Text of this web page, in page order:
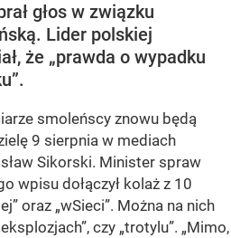
głos w związku
Lider polskiej
że „prawda o wypadku
smoleńscy znowu będą
9 sierpnia w mediach
Sikorski. Minister spraw
wpisu dołączył kolaż z 10
oraz „wSieci”. Można na nich
czy „trotylu”. „Mimo,